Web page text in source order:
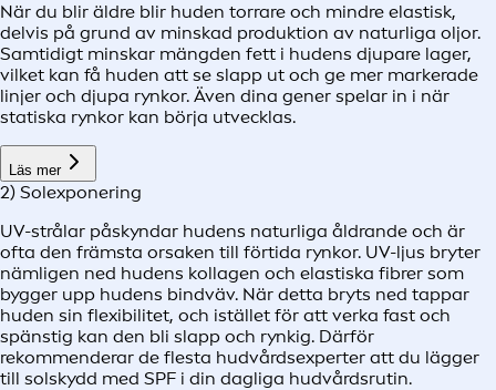
När du blir äldre blir huden torrare och mindre elastisk,
delvis på grund av minskad produktion av naturliga oljor.
Samtidigt minskar mängden fett i hudens djupare lager,
vilket kan få huden att se slapp ut och ge mer markerade
linjer och djupa rynkor. Även dina gener spelar in i när
statiska rynkor kan börja utvecklas.
Läs mer
2) Solexponering
UV-strålar påskyndar hudens naturliga åldrande och är
ofta den främsta orsaken till förtida rynkor. UV-ljus bryter
nämligen ned hudens kollagen och elastiska fibrer som
bygger upp hudens bindväv. När detta bryts ned tappar
huden sin flexibilitet, och istället för att verka fast och
spänstig kan den bli slapp och rynkig. Därför
rekommenderar de flesta hudvårdsexperter att du lägger
till solskydd med SPF i din dagliga hudvårdsrutin.